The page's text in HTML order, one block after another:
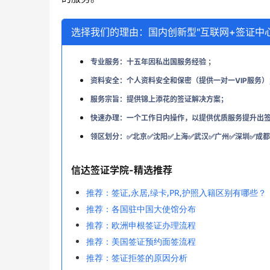
选择我们的理由：国内创新型"互联网+签证中
专业服务：十五年因私出国服务经验 ；
资料安全：个人资料安全和保密（提供一对一VIP服务）
服务宗旨：提供锦上添花的签证解决方案；
快速办理：一个工作日内操作，以提供优质服务提升出签
领区划分：✅北京✅沈阳✅上海✅武汉✅广州✅深圳✅成都
信达签证学院-精选推荐
推荐：签证,永居,绿卡,PR,护照入籍区别有哪些？
推荐：各国驻中国大使馆分布
推荐：欧洲申根签证办理流程
推荐：美国签证预约面签流程
推荐：签证拒签的原因分析